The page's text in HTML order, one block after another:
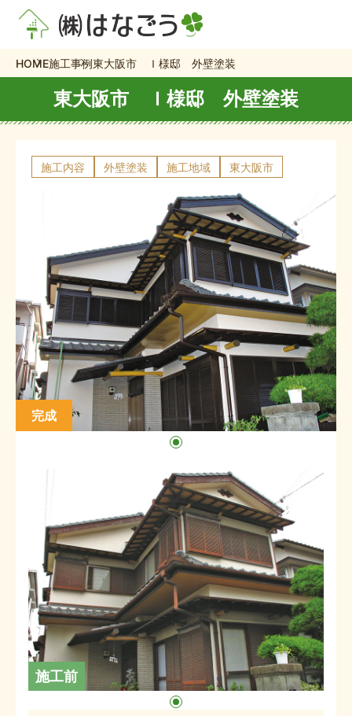
HOME施工事例東大阪市 Ｉ様邸 外壁塗装
東大阪市 Ｉ様邸 外壁塗装
施工内容 外壁塗装 施工地域 東大阪市
完成
施工前